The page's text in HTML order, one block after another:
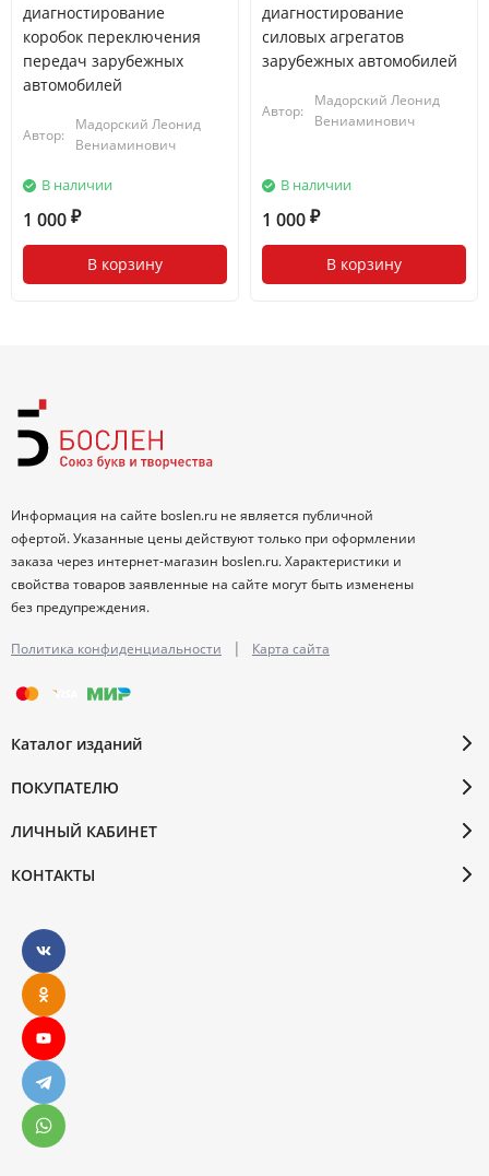
диагностирование
коробок переключения
передач зарубежных
автомобилей
Автор:
Мадорский Леонид
Вениаминович
В наличии
1 000 ₽
В корзину
диагностирование
силовых агрегатов
зарубежных автомобилей
Автор:
Мадорский Леонид
Вениаминович
В наличии
1 000 ₽
В корзину
Информация на сайте boslen.ru не является публичной
офертой. Указанные цены действуют только при оформлении
заказа через интернет-магазин boslen.ru. Характеристики и
свойства товаров заявленные на сайте могут быть изменены
без предупреждения.
Политика конфиденциальности | Карта сайта
Каталог изданий
ПОКУПАТЕЛЮ
ЛИЧНЫЙ КАБИНЕТ
КОНТАКТЫ